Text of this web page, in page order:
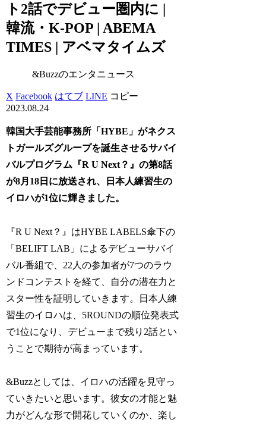
ト2話でデビュー圏内に |
韓流・K-POP | ABEMA
TIMES | アベマタイムズ
&Buzzのエンタニュース
X Facebook はてブ LINE コピー
2023.08.24
韓国大手芸能事務所「HYBE」がネクス
トガールズグループを誕生させるサバイ
バルプログラム『R U Next？』の第8話
が8月18日に放送され、日本人練習生の
イロハが1位に輝きました。
『R U Next？』はHYBE LABELS傘下の
「BELIFT LAB」によるデビューサバイ
バル番組で、22人の参加者が7つのラウ
ンドコンテストを経て、自分の潜在力と
スター性を証明していきます。日本人練
習生のイロハは、5ROUNDの順位発表式
で1位になり、デビューまで残り2話とい
うことで期待が高まっています。
&Buzzとしては、イロハの活躍を見守っ
ていきたいと思います。彼女の才能と魅
力がどんな形で開花していくのか、楽し